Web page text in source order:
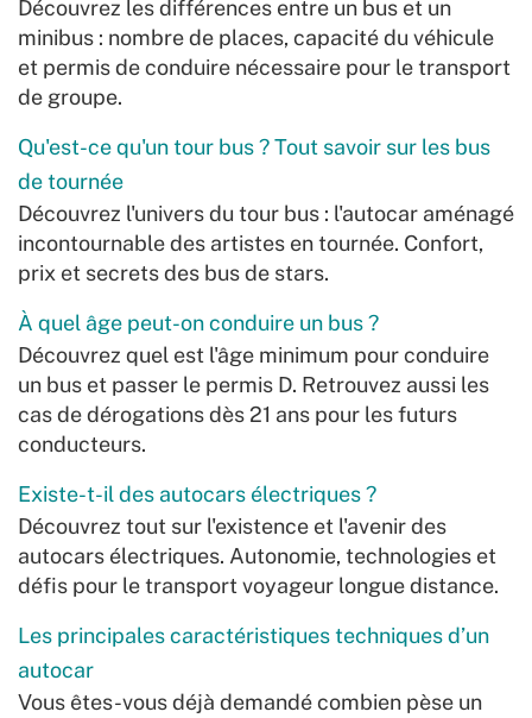
Découvrez les différences entre un bus et un
minibus : nombre de places, capacité du véhicule
et permis de conduire nécessaire pour le transport
de groupe.
Qu'est-ce qu'un tour bus ? Tout savoir sur les bus
de tournée
Découvrez l'univers du tour bus : l'autocar aménagé
incontournable des artistes en tournée. Confort,
prix et secrets des bus de stars.
À quel âge peut-on conduire un bus ?
Découvrez quel est l'âge minimum pour conduire
un bus et passer le permis D. Retrouvez aussi les
cas de dérogations dès 21 ans pour les futurs
conducteurs.
Existe-t-il des autocars électriques ?
Découvrez tout sur l'existence et l'avenir des
autocars électriques. Autonomie, technologies et
défis pour le transport voyageur longue distance.
Les principales caractéristiques techniques d’un
autocar
Vous êtes-vous déjà demandé combien pèse un